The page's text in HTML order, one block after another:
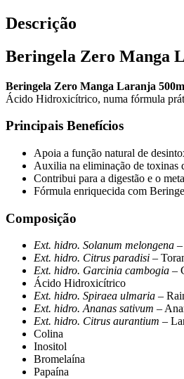
Descrição
Beringela Zero Manga
Beringela Zero Manga Laranja
Ácido Hidroxicítrico, numa fórmula
Principais Benefícios
Apoia a função natural de
Auxilia na eliminação de toxinas
Contribui para a digestão e o
Fórmula enriquecida com
Composição
Ext. hidro. Solanum melongena
Ext. hidro. Citrus paradisi –
Ext. hidro. Garcinia cambogia –
Ácido Hidroxicítrico
Ext. hidro. Spiraea ulmaria –
Ext. hidro. Ananas sativum –
Ext. hidro. Citrus aurantium –
Colina
Inositol
Bromelaína
Papaína